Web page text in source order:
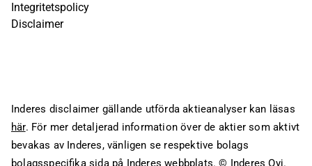
Integritetspolicy
Disclaimer
Inderes disclaimer gällande utförda aktieanalyser kan läsas
här. För mer detaljerad information över de aktier som aktivt
bevakas av Inderes, vänligen se respektive bolags
bolagsspecifika sida på Inderes webbplats. © Inderes Oyj.